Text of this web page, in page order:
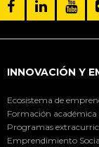
INNOVACIÓN Y
Ecosistema de
Formación académica
Programas
Emprendimiento